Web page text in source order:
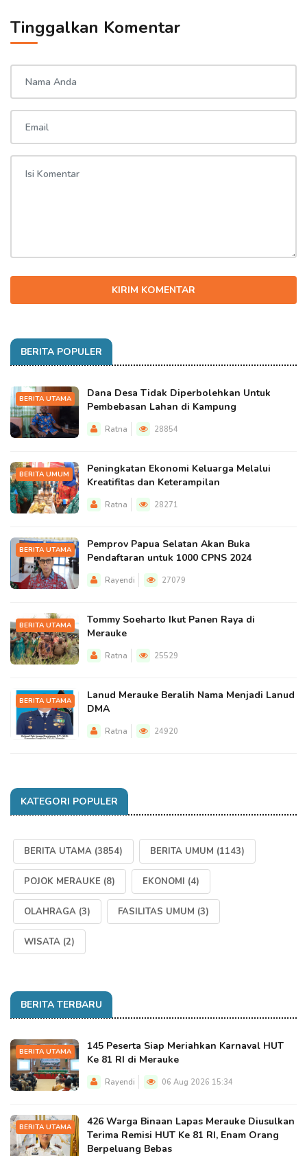
Tinggalkan Komentar
KIRIM KOMENTAR
BERITA POPULER
BERITA UTAMA
Dana Desa Tidak Diperbolehkan Untuk
Pembebasan Lahan di Kampung
Ratna 28854
BERITA UMUM
Peningkatan Ekonomi Keluarga Melalui
Kreatifitas dan Keterampilan
Ratna 28271
BERITA UTAMA
Pemprov Papua Selatan Akan Buka
Pendaftaran untuk 1000 CPNS 2024
Rayendi 27079
BERITA UTAMA
Tommy Soeharto Ikut Panen Raya di
Merauke
Ratna 25529
BERITA UTAMA
Lanud Merauke Beralih Nama Menjadi Lanud
DMA
Ratna 24920
KATEGORI POPULER
BERITA UTAMA (3854) BERITA UMUM (1143)
POJOK MERAUKE (8) EKONOMI (4)
OLAHRAGA (3) FASILITAS UMUM (3)
WISATA (2)
BERITA TERBARU
BERITA UTAMA
145 Peserta Siap Meriahkan Karnaval HUT
Ke 81 RI di Merauke
Rayendi 06 Aug 2026 15:34
BERITA UTAMA
426 Warga Binaan Lapas Merauke Diusulkan
Terima Remisi HUT Ke 81 RI, Enam Orang
Berpeluang Bebas